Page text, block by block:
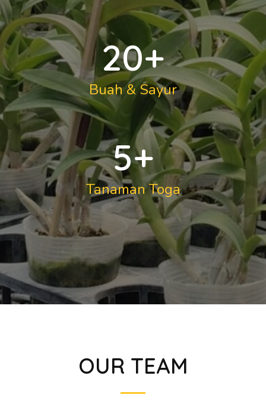
20+
Buah & Sayur
5+
Tanaman Toga
OUR TEAM